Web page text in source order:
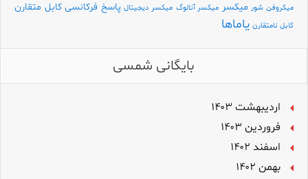
میکروفن شور میکسر میکسر آنالوگ میکسر دیجیتال پاسخ فرکانسی کابل متقارن
کابل نامتقارن یاماها
بایگانی شمسی
اردیبهشت ۱۴۰۳
فروردین ۱۴۰۳
اسفند ۱۴۰۲
بهمن ۱۴۰۲